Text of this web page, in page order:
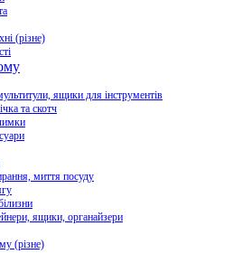
(різне)
ящики для інструментів
та скотч
миття посуду
ящики, органайзери
(різне)